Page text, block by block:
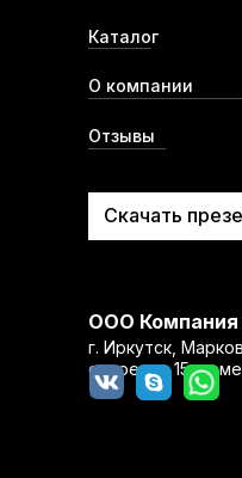
г. Иркутск,
строение 15,
ООО
Каталог
О компании
Отзывы
Скачать